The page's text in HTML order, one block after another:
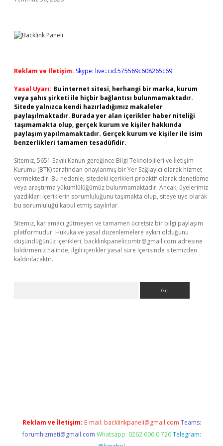
Reklam ve İletişim: Skype: live:.cid.575569c608265c69
Yasal Uyarı: Bu internet sitesi, herhangi bir marka, kurum
veya şahıs şirketi ile hiçbir bağlantısı bulunmamaktadır.
Sitede yalnızca kendi hazırladığımız makaleler
paylaşılmaktadır. Burada yer alan içerikler haber niteliği
taşımamakta olup, gerçek kurum ve kişiler hakkında
paylaşım yapılmamaktadır. Gerçek kurum ve kişiler ile isim
benzerlikleri tamamen tesadüfidir.
Sitemiz, 5651 Sayılı Kanun gereğince Bilgi Teknolojileri ve İletişim
Kurumu (BTK) tarafından onaylanmış bir Yer Sağlayıcı olarak hizmet
vermektedir. Bu nedenle, sitedeki içerikleri proaktif olarak denetleme
veya araştırma yükümlülüğümüz bulunmamaktadır. Ancak, üyelerimiz
yazdıkları içeriklerin sorumluluğunu taşımakta olup, siteye üye olarak
bu sorumluluğu kabul etmiş sayılırlar.
Sitemiz, kar amacı gütmeyen ve tamamen ücretsiz bir bilgi paylaşım
platformudur. Hukuka ve yasal düzenlemelere aykırı olduğunu
düşündüğünüz içerikleri, backlinkpanelicomtr@gmail.com adresine
bildirmeniz halinde, ilgili içerikler yasal süre içerisinde sitemizden
kaldırılacaktır.
Reklam ve İletişim: E-mail: backlinkpaneli@gmail.com Teams:
forumhizmeti@gmail.com Whatsapp: 0262 606 0 726 Telegram: